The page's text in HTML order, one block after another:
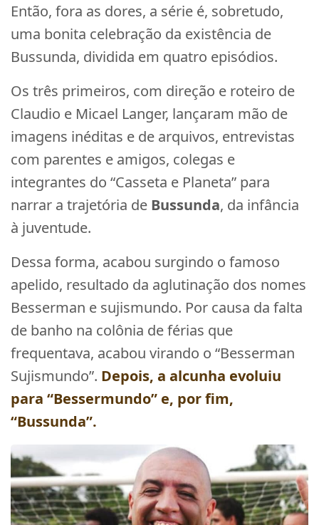
Então, fora as dores, a série é, sobretudo,
uma bonita celebração da existência de
Bussunda, dividida em quatro episódios.
Os três primeiros, com direção e roteiro de
Claudio e Micael Langer, lançaram mão de
imagens inéditas e de arquivos, entrevistas
com parentes e amigos, colegas e
integrantes do “Casseta e Planeta” para
narrar a trajetória de Bussunda, da infância
à juventude.
Dessa forma, acabou surgindo o famoso
apelido, resultado da aglutinação dos nomes
Besserman e sujismundo. Por causa da falta
de banho na colônia de férias que
frequentava, acabou virando o “Besserman
Sujismundo”. Depois, a alcunha evoluiu
para “Bessermundo” e, por fim,
“Bussunda”.